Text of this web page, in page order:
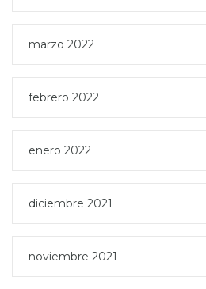
marzo 2022
febrero 2022
enero 2022
diciembre 2021
noviembre 2021